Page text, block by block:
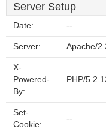
Server Setup
Date: --
Server: Apache/
X-
Powered-
By:
PHP/
Set-
Cookie:
--